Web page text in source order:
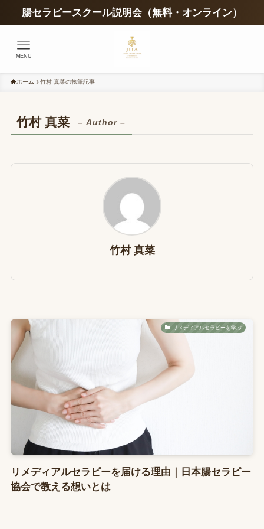
腸セラピースクール説明会（無料・オンライン）
MENU
ホーム 竹村 真菜の執筆記事
竹村 真菜 – Author –
竹村 真菜
リメディアルセラピーを学ぶ
リメディアルセラピーを届ける理由｜日本腸セラピー
協会で教える想いとは